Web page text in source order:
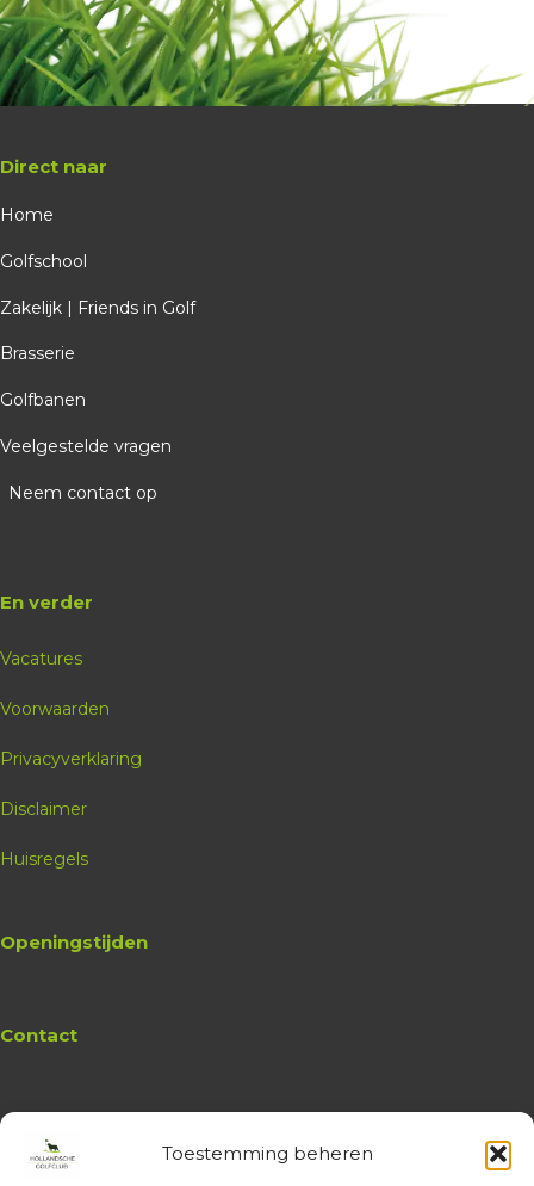
Toestemming beheren
Direct naar
Home
Golfschool
Zakelijk | Friends in Golf
Brasserie
Golfbanen
Veelgestelde vragen
Neem contact op
En verder
Vacatures
Voorwaarden
Privacyverklaring
Disclaimer
Huisregels
Openingstijden
Contact
WebsiteHollandsche Golfclub